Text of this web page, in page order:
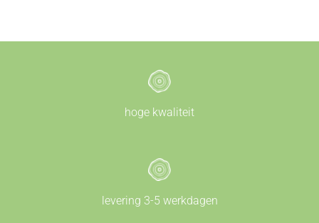
hoge kwaliteit
levering 3-5 werkdagen